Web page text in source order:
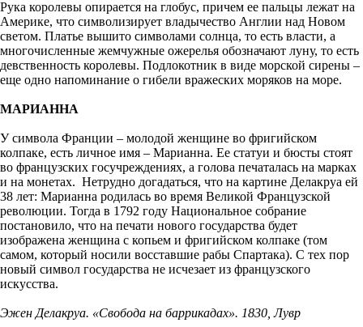
Рука королевы опирается на глобус, причем ее пальцы лежат на
Америке, что символизирует владычество Англии над Новом
светом. Платье вышито символами солнца, то есть власти, а
многочисленные жемчужные ожерелья обозначают луну, то есть
девственность королевы. Подлокотник в виде морской сирены –
еще одно напоминание о гибели вражеских моряков на море.
МАРИАННА
У символа Франции – молодой женщине во фригийском
колпаке, есть личное имя – Марианна. Ее статуи и бюсты стоят
во французских госучреждениях, а голова печаталась на марках
и на монетах. Нетрудно догадаться, что на картине Делакруа ей
38 лет: Марианна родилась во время Великой Французской
революции. Тогда в 1792 году Национальное собрание
постановило, что на печати нового государства будет
изображена женщина с копьем и фригийском колпаке (том
самом, который носили восставшие рабы Спартака). С тех пор
новый символ государства не исчезает из французского
искусства.
Эжен Делакруа. «Свобода на баррикадах». 1830, Лувр